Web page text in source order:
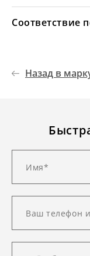
Соответствие
Назад в